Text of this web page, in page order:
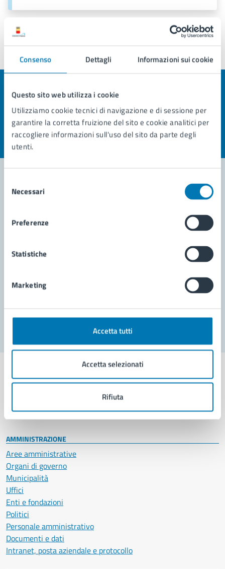
Consenso Dettagli Informazioni sui cookie
Questo sito web utilizza i cookie
Utilizziamo cookie tecnici di navigazione e di sessione per
garantire la corretta fruizione del sito e cookie analitici per
raccogliere informazioni sull'uso del sito da parte degli
utenti.
delNecessari
Preferenze
Statistiche
Marketing
Accetta tutti
Accetta selezionati
Rifiuta
Ultimo aggiornamento:19/09/2024, 17:17
Quanto sono chiare le informazioni su questa
pagina?
Valuta la chiarezza delle informazioni (da 1 a 5 stelle)
Seleziona il numero di stelle per valutare la chiarezza delle
Valuta 2 stelle su 5
Valuta 1 stelle su 5
Leggi le domande frequenti
Problemi in città
Comune di Napoli
AMMINISTRAZIONE
Aree amministrative
Organi di governo
Municipalità
Uffici
Enti e fondazioni
Politici
Personale amministrativo
Documenti e dati
Intranet, posta aziendale e protocollo